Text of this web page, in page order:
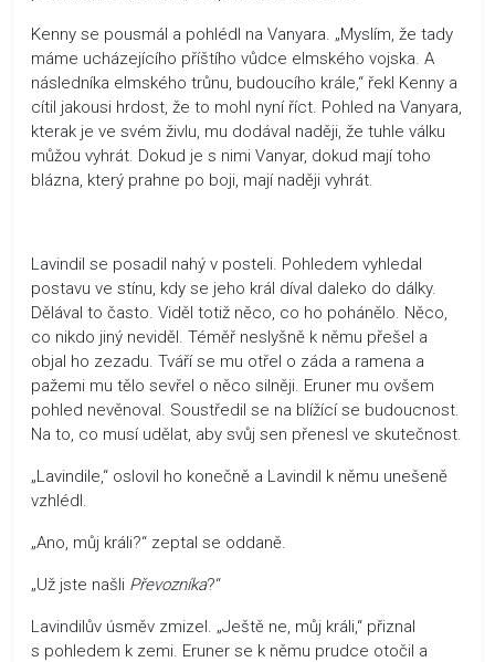
Kenny se pousmál a pohlédl na Vanyara. „Myslím, že tady
máme ucházejícího příštího vůdce elmského vojska. A
následníka elmského trůnu, budoucího krále,“ řekl Kenny a
cítil jakousi hrdost, že to mohl nyní říct. Pohled na Vanyara,
kterak je ve svém živlu, mu dodával naději, že tuhle válku
můžou vyhrát. Dokud je s nimi Vanyar, dokud mají toho
blázna, který prahne po boji, mají naději vyhrát.
Lavindil se posadil nahý v posteli. Pohledem vyhledal
postavu ve stínu, kdy se jeho král díval daleko do dálky.
Dělával to často. Viděl totiž něco, co ho pohánělo. Něco,
co nikdo jiný neviděl. Téměř neslyšně k němu přešel a
objal ho zezadu. Tváří se mu otřel o záda a ramena a
pažemi mu tělo sevřel o něco silněji. Eruner mu ovšem
pohled nevěnoval. Soustředil se na blížící se budoucnost.
Na to, co musí udělat, aby svůj sen přenesl ve skutečnost.
„Lavindile,“ oslovil ho konečně a Lavindil k němu unešeně
vzhlédl.
„Ano, můj králi?“ zeptal se oddaně.
„Už jste našli Převozníka?“
Lavindilův úsměv zmizel. „Ještě ne, můj králi,“ přiznal
s pohledem k zemi. Eruner se k němu prudce otočil a